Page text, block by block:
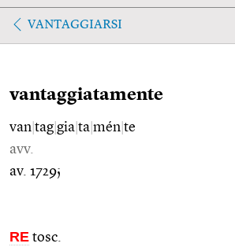
VANTAGGIARSI
vantaggiatamente
van tag gia ta mén te
avv.
av. 1729;
RE tosc.